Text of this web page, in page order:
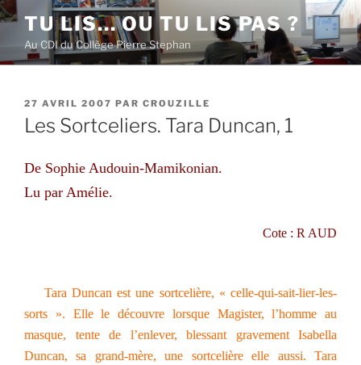
Aller
contenu
principal
TU LIS… OU TU LIS PAS ?
Au CDI du Collège Pierre Stephan
PUBLIÉ
LE
27 AVRIL 2007 PAR CROUZILLE
Les Sortceliers. Tara Duncan, 1
De Sophie Audouin-Mamikonian.
Lu par Amélie.
Cote : R AUD
Tara Duncan est une sortcelière, « celle-qui-sait-lier-les-
sorts ». Elle le découvre lorsque Magister, l’homme au
masque, tente de l’enlever, blessant gravement Isabella
Duncan, sa grand-mère, une sortcelière elle aussi. Tara